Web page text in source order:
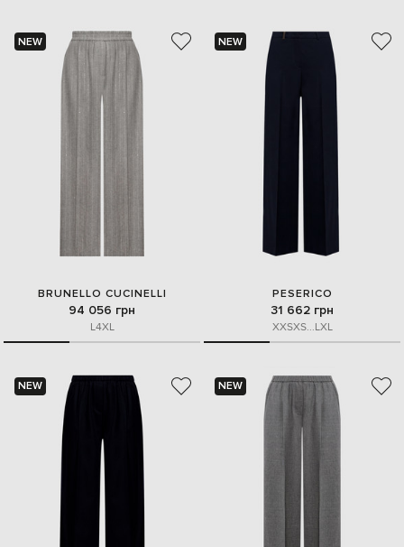
NEW
BRUNELLO CUCINELLI
94 056 грн
L4XL
NEW
PESERICO
31 662 грн
XXSXS...LXL
NEW NEW